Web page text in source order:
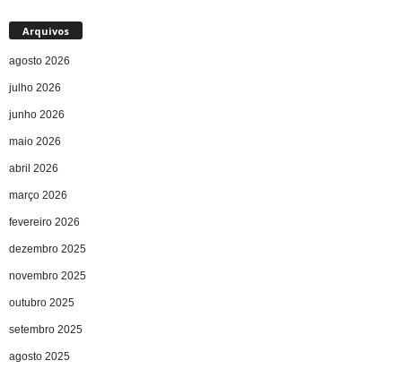
Arquivos
agosto 2026
julho 2026
junho 2026
maio 2026
abril 2026
março 2026
fevereiro 2026
dezembro 2025
novembro 2025
outubro 2025
setembro 2025
agosto 2025